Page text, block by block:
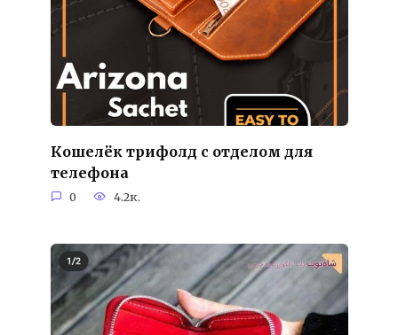
Кошелёк трифолд с отделом для
телефона
0 4.2к.